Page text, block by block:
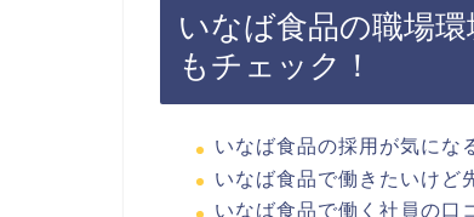
いなば食品の職場
もチェック！
いなば食品の採用が気にな
いなば食品で働きたいけど
いなば食品で働く社員の口